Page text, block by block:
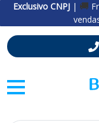
Exclusivo CNPJ | 🚚